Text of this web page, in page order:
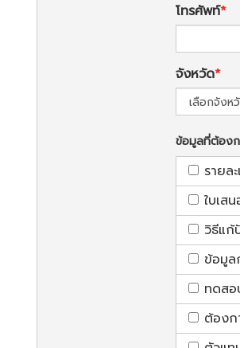
โทรศัพท์
จังหวัด
ข้อมูลที่ต้องก
รายล
ใบเส
วิธีแก้
ข้อมูล
ทดสอ
ต้องก